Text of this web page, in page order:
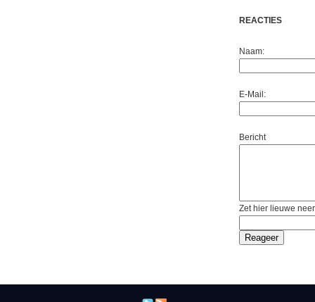
REACTIES
Naam:
E-Mail:
Bericht
Zet hier lieuwe